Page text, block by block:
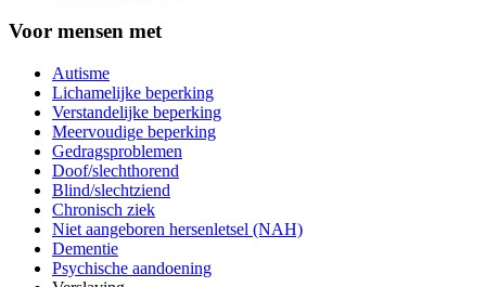
Voor mensen met
Autisme
Lichamelijke beperking
Verstandelijke beperking
Meervoudige beperking
Gedragsproblemen
Doof/slechthorend
Blind/slechtziend
Chronisch ziek
Niet aangeboren hersenletsel (NAH)
Dementie
Psychische aandoening